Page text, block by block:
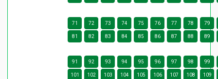
71 72 73 74 75 76 77 78 79
81 82 83 84 85 86 87 88 89
91 92 93 94 95 96 97 98 99
101 102 103 104 105 106 107 108 109